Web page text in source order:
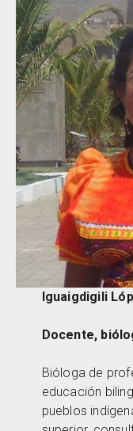
Iguaigdigili
Docente,
Bióloga de
educación
pueblos